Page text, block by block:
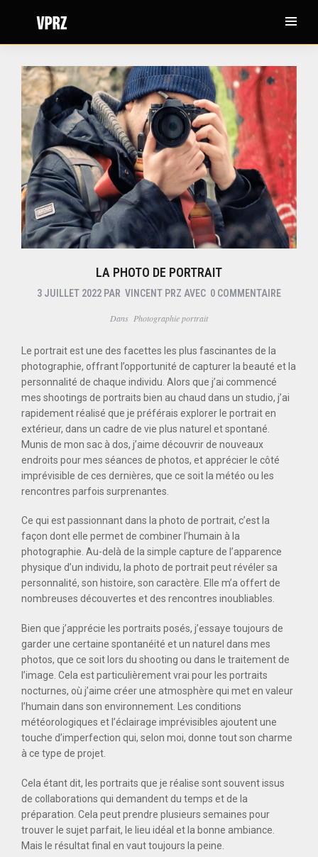
LA PHOTO DE PORTRAIT
3 JUILLET 2022 PAR VINCENT PRZ AVEC 0 COMMENTAIRE
Dans Photographie portrait
Le portrait est une des facettes les plus fascinantes de la
photographie, offrant l’opportunité de capturer la beauté et la
personnalité de chaque individu. Alors que j’ai commencé
mes shootings de portraits bien au chaud dans un studio, j’ai
rapidement réalisé que je préférais explorer le portrait en
extérieur, dans un cadre de vie plus naturel et spontané.
Munis de mon sac à dos, j’aime découvrir de nouveaux
endroits pour mes séances de photos, et apprécier le côté
imprévisible de ces dernières, que ce soit la météo ou les
rencontres parfois surprenantes.
Ce qui est passionnant dans la photo de portrait, c’est la
façon dont elle permet de combiner l’humain à la
photographie. Au-delà de la simple capture de l’apparence
physique d’un individu, la photo de portrait peut révéler sa
personnalité, son histoire, son caractère. Elle m’a offert de
nombreuses découvertes et des rencontres inoubliables.
Bien que j’apprécie les portraits posés, j’essaye toujours de
garder une certaine spontanéité et un naturel dans mes
photos, que ce soit lors du shooting ou dans le traitement de
l’image. Cela est particulièrement vrai pour les portraits
nocturnes, où j’aime créer une atmosphère qui met en valeur
l’humain dans son environnement. Les conditions
météorologiques et l’éclairage imprévisibles ajoutent une
touche d’imperfection qui, selon moi, donne tout son charme
à ce type de projet.
Cela étant dit, les portraits que je réalise sont souvent issus
de collaborations qui demandent du temps et de la
préparation. Cela peut prendre plusieurs semaines pour
trouver le sujet parfait, le lieu idéal et la bonne ambiance.
Mais le résultat final en vaut toujours la peine.